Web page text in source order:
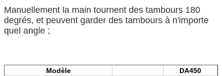
Manuellement la main tournent des tambours 180
degrés, et peuvent garder des tambours à n'importe
quel angle ;
Modèle
DA450